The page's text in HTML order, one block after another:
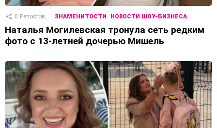
0 Репостов ЗНАМЕНИТОСТИ НОВОСТИ ШОУ-БИЗНЕСА
Наталья Могилевская тронула сеть редким
фото с 13-летней дочерью Мишель